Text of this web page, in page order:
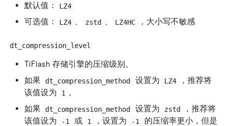
默认值：
LZ4
可选值： LZ4 、 zstd 、 LZ4HC ，大小写不敏感
dt_compression_level
TiFlash 存储引擎的压缩级别。
如果
dt_compression_method 设置为 LZ4
，推荐将
该值设为
1 。
如果
dt_compression_method 设置为 zstd
，推荐将
该值设为
-1 或 1 ，设置为 -1
的压缩率更小，但是